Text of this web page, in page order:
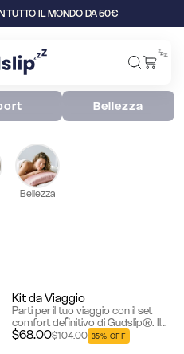
TUTTO IL MONDO DA 50€
zzz
Bellezza
Bellezza
Besteller
Kit da Viaggio
Parti per il tuo viaggio con il set
comfort definitivo di Gudslip®. Il
nostro Travel Pack, accuratamente
selezionato, include il cuscino da
$68.00$104.00 35% OFF